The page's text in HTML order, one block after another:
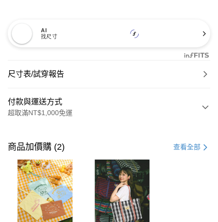
AI
找尺寸
尺寸表/試穿報告
付款與運送方式
超取滿NT$1,000免運
信用卡一次付款
購物金
超商取貨付款
LINE Pay
街口支付
商品加價購 (2) 查看全部